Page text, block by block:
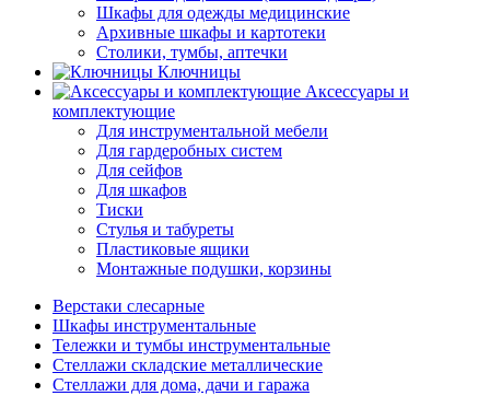
Шкафы для одежды медицинские
Архивные шкафы и картотеки
Столики, тумбы, аптечки
Ключницы
Аксессуары и
комплектующие
Для инструментальной мебели
Для гардеробных систем
Для сейфов
Для шкафов
Тиски
Стулья и табуреты
Пластиковые ящики
Монтажные подушки, корзины
Верстаки слесарные
Шкафы инструментальные
Тележки и тумбы инструментальные
Стеллажи складские металлические
Стеллажи для дома, дачи и гаража